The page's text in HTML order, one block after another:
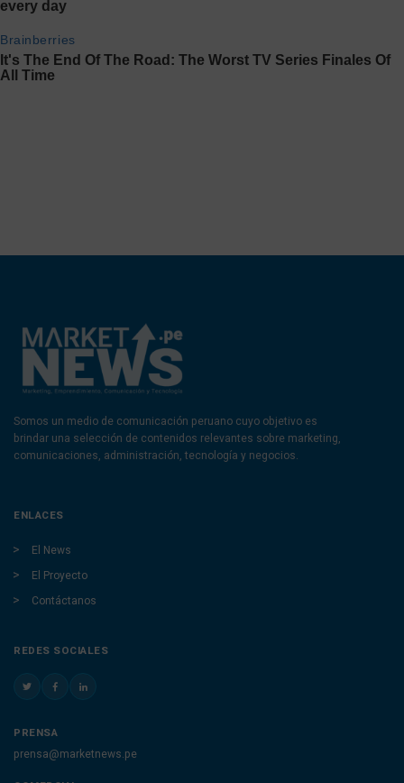
Somos un medio de comunicación peruano cuyo objetivo es
brindar una selección de contenidos relevantes sobre marketing,
comunicaciones, administración, tecnología y negocios.
ENLACES
El News
El Proyecto
Contáctanos
REDES SOCIALES
PRENSA
prensa@marketnews.pe